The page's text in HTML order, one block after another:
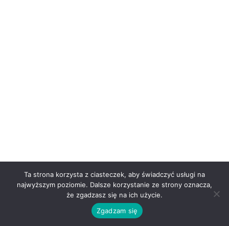
Ta strona korzysta z ciasteczek, aby świadczyć usługi na
najwyższym poziomie. Dalsze korzystanie ze strony oznacza,
że zgadzasz się na ich użycie.
Zgadzam się